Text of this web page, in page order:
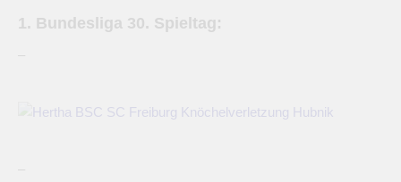
1. Bundesliga 30. Spieltag:
–
–